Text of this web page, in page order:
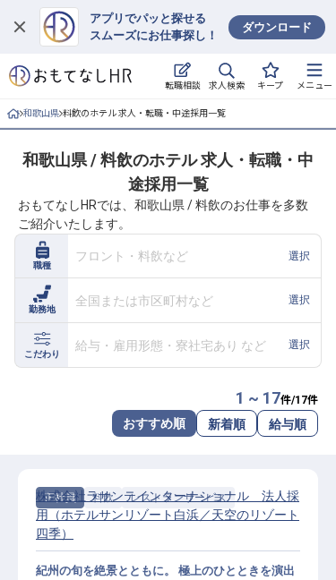
アプリでパッと探せる
スムーズにお仕事探し！
ダウンロード
転職相談 求人検索 キープ メニュー
ログイン
求人・施設を探す
就職・転職 合同説明会
おもてなしHRについて
ご利用の流れ
よくある質問
ホテル・宿泊業界情報コラム
転職サポートに申し込む
和歌山県 料飲のホテル 求人・転職・中途採用一覧
和歌山県 / 料飲のホテル 求人・転職・中
途採用一覧
おもてなしHRでは、和歌山県 / 料飲のお仕事を多数
ご紹介いたします。
職種
フロント・料飲など 選択
勤務地
全国または市区町村など 選択
こだわり
給与・雇用形態・寮社宅あり など 選択
1 ~ 17件/17件
おすすめ順 新着順 給与順
正社員 料飲 レストランサービス
株式会社ラサンテインターナショナル 法人採
用（ホテルサンリゾート白浜／天空のリゾート
四季）
紀州の旬を絶景とともに。 極上のひとときを演出